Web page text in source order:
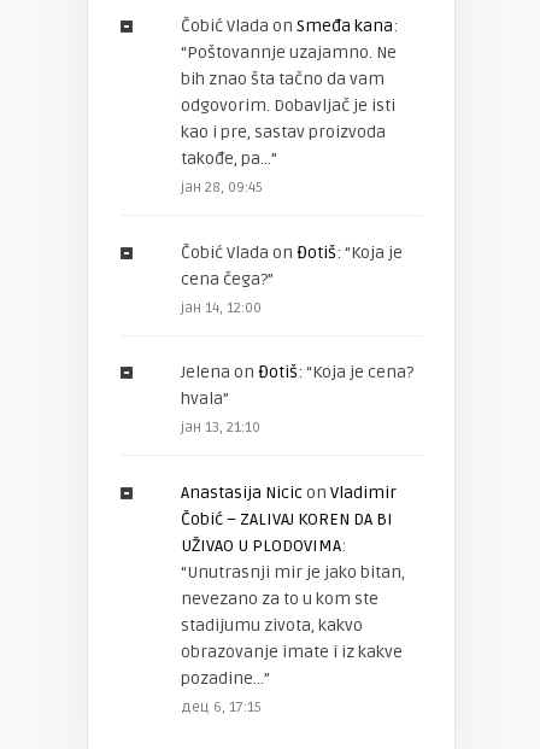
Čobić Vlada on Smeđa kana:
“Poštovannje uzajamno. Ne
bih znao šta tačno da vam
odgovorim. Dobavljač je isti
kao i pre, sastav proizvoda
takođe, pa…”
јан 28, 09:45
Čobić Vlada on Đotiš: “Koja je
cena čega?”
јан 14, 12:00
Jelena on Đotiš: “Koja je cena?
hvala”
јан 13, 21:10
Anastasija Nicicon Vladimir
Čobić – ZALIVAJ KOREN DA BI
UŽIVAO U PLODOVIMA:
“Unutrasnji mir je jako bitan,
nevezano za to u kom ste
stadijumu zivota, kakvo
obrazovanje imate i iz kakve
pozadine…”
дец 6, 17:15